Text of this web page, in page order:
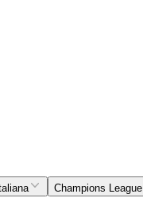
Champions League